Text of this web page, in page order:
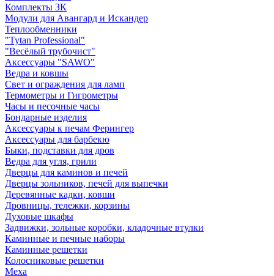
Комплекты ЗК
Модули для Авангард и Искандер
Теплообменники
"Tytan Professional"
"Весёлый трубочист"
Аксессуары "SAWO"
Ведра и ковшы
Свет и ограждения для ламп
Термометры и Гигрометры
Часы и песочные часы
Бондарные изделия
Аксессуары к печам Ферингер
Аксессуары для барбекю
Быки, подставки для дров
Ведра для угля, грили
Дверцы для каминов и печей
Дверцы зольников, печей для выпечки
Деревянные кадки, ковши
Дровницы, тележки, корзины
Духовые шкафы
Задвижки, зольные коробки, кладочные втулки
Каминные и печные наборы
Каминные решетки
Колосниковые решетки
Меха